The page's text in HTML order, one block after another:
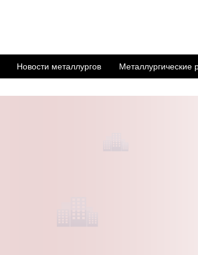
Новости металлургов Металлургические